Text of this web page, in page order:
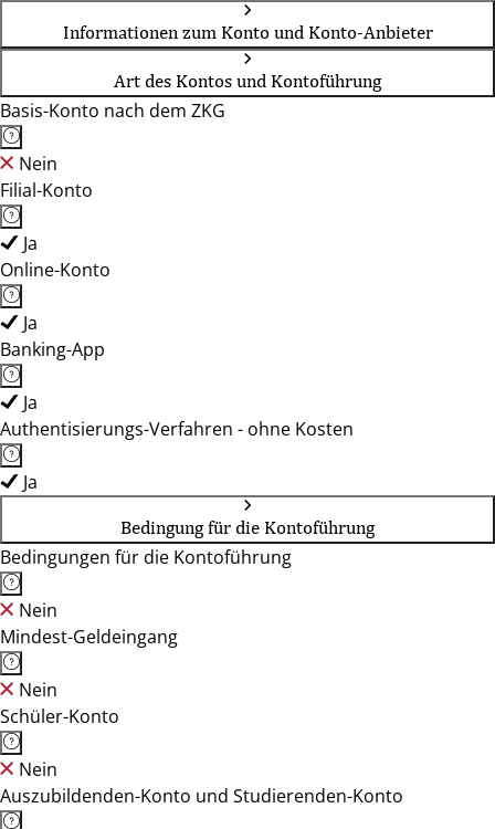
Informationen zum Konto und Konto-Anbieter
Art des Kontos und Kontoführung
Basis-Konto nach dem ZKG
Nein
Filial-Konto
Ja
Online-Konto
Ja
Banking-App
Ja
Authentisierungs-Verfahren - ohne Kosten
Ja
Bedingung für die Kontoführung
Bedingungen für die Kontoführung
Nein
Mindest-Geldeingang
Nein
Schüler-Konto
Nein
Auszubildenden-Konto und Studierenden-Konto